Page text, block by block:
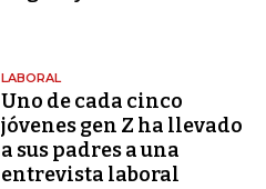
LABORAL
Uno de cada cinco
jóvenes gen Z ha llevado
a sus padres a una
entrevista laboral